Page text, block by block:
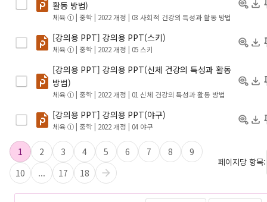
활동 방법)
체육 ① | 중학 | 2022 개정 | 03 사회적 건강의 특성과 활동 방법
[강의용 PPT] 강의용 PPT(스키)
체육 ① | 중학 | 2022 개정 | 05 스키
[강의용 PPT] 강의용 PPT(신체 건강의 특성과 활동
방법)
체육 ① | 중학 | 2022 개정 | 01 신체 건강의 특성과 활동 방법
[강의용 PPT] 강의용 PPT(야구)
체육 ① | 중학 | 2022 개정 | 04 야구
1 2 3 4 5 6 7 8
9
10
... 17 18
페이지당 항목: